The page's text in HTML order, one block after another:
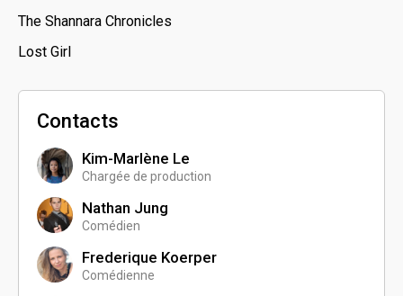
The Shannara Chronicles
Lost Girl
Contacts
Kim-Marlène Le
Chargée de production
Nathan Jung
Comédien
Frederique Koerper
Comédienne